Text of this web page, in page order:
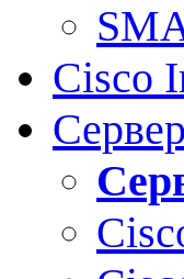
Cisco